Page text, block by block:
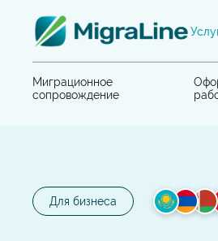
Миграционное
сопровождение
Для бизнеса